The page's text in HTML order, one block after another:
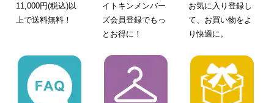
11,000円(税込)以
上で送料無料！
イトキンメンバー
ズ会員登録でもっ
とお得に！
お気に入り登録し
て、お買い物をよ
り快適に。